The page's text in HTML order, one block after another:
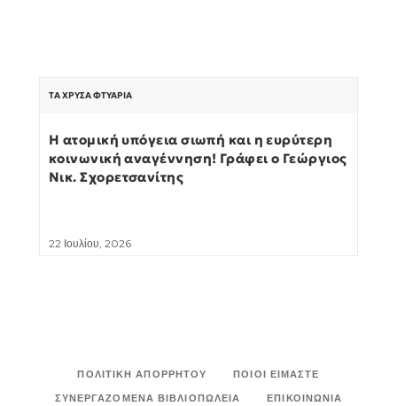
ΤΑ ΧΡΥΣΆ ΦΤΥΆΡΙΑ
Η ατομική υπόγεια σιωπή και η ευρύτερη
κοινωνική αναγέννηση! Γράφει ο Γεώργιος
Νικ. Σχορετσανίτης
22 Ιουλίου, 2026
ΠΟΛΙΤΙΚΉ ΑΠΟΡΡΉΤΟΥ
ΠΟΙΟΙ ΕΊΜΑΣΤΕ
ΣΥΝΕΡΓΑΖΌΜΕΝΑ ΒΙΒΛΙΟΠΩΛΕΊΑ
ΕΠΙΚΟΙΝΩΝΊΑ